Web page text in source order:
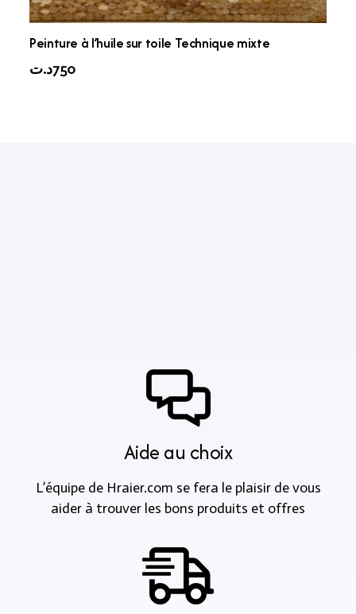
Peinture à l’huile sur toile Technique mixte
750د.ت
Aide au choix
L’équipe de Hraier.com se fera le plaisir de vous
aider à trouver les bons produits et offres